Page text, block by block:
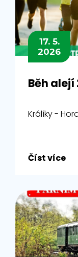
17. 5.
2026
Běh
Králíky -
Číst více